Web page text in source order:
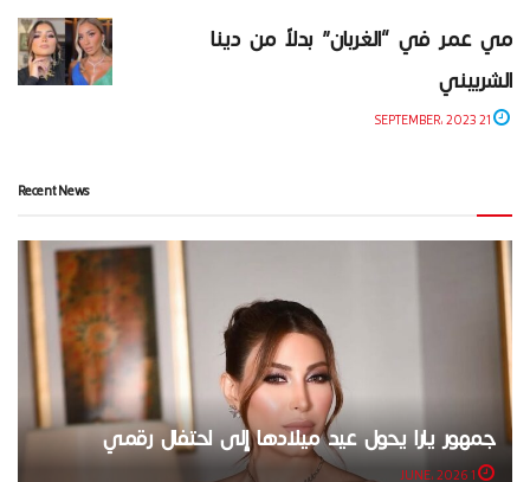
مي عمر في “الغربان” بدلاً من دينا
الشربيني
Recent News
جمهور يارا يحول عيد ميلادها إلى احتفال رقمي